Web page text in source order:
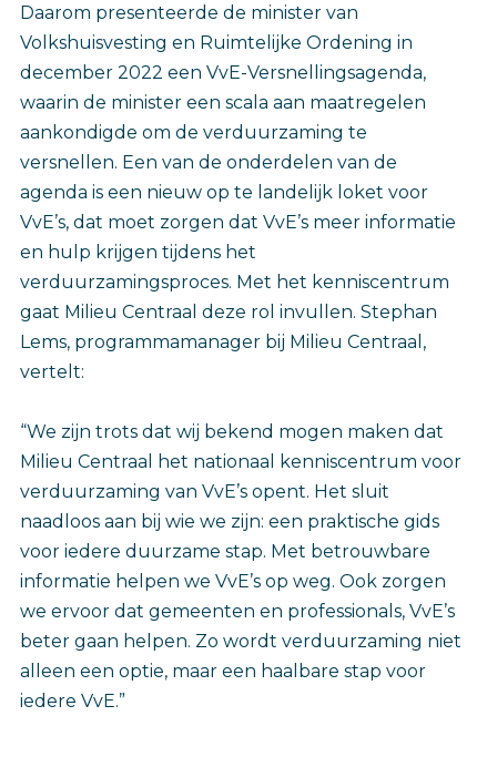
Daarom presenteerde de minister van
Volkshuisvesting en Ruimtelijke Ordening in
december 2022 een VvE-Versnellingsagenda,
waarin de minister een scala aan maatregelen
aankondigde om de verduurzaming te
versnellen. Een van de onderdelen van de
agenda is een nieuw op te landelijk loket voor
VvE’s, dat moet zorgen dat VvE’s meer informatie
en hulp krijgen tijdens het
verduurzamingsproces. Met het kenniscentrum
gaat Milieu Centraal deze rol invullen. Stephan
Lems, programmamanager bij Milieu Centraal,
vertelt:
“We zijn trots dat wij bekend mogen maken dat
Milieu Centraal het nationaal kenniscentrum voor
verduurzaming van VvE’s opent. Het sluit
naadloos aan bij wie we zijn: een praktische gids
voor iedere duurzame stap. Met betrouwbare
informatie helpen we VvE’s op weg. Ook zorgen
we ervoor dat gemeenten en professionals, VvE’s
beter gaan helpen. Zo wordt verduurzaming niet
alleen een optie, maar een haalbare stap voor
iedere VvE.”